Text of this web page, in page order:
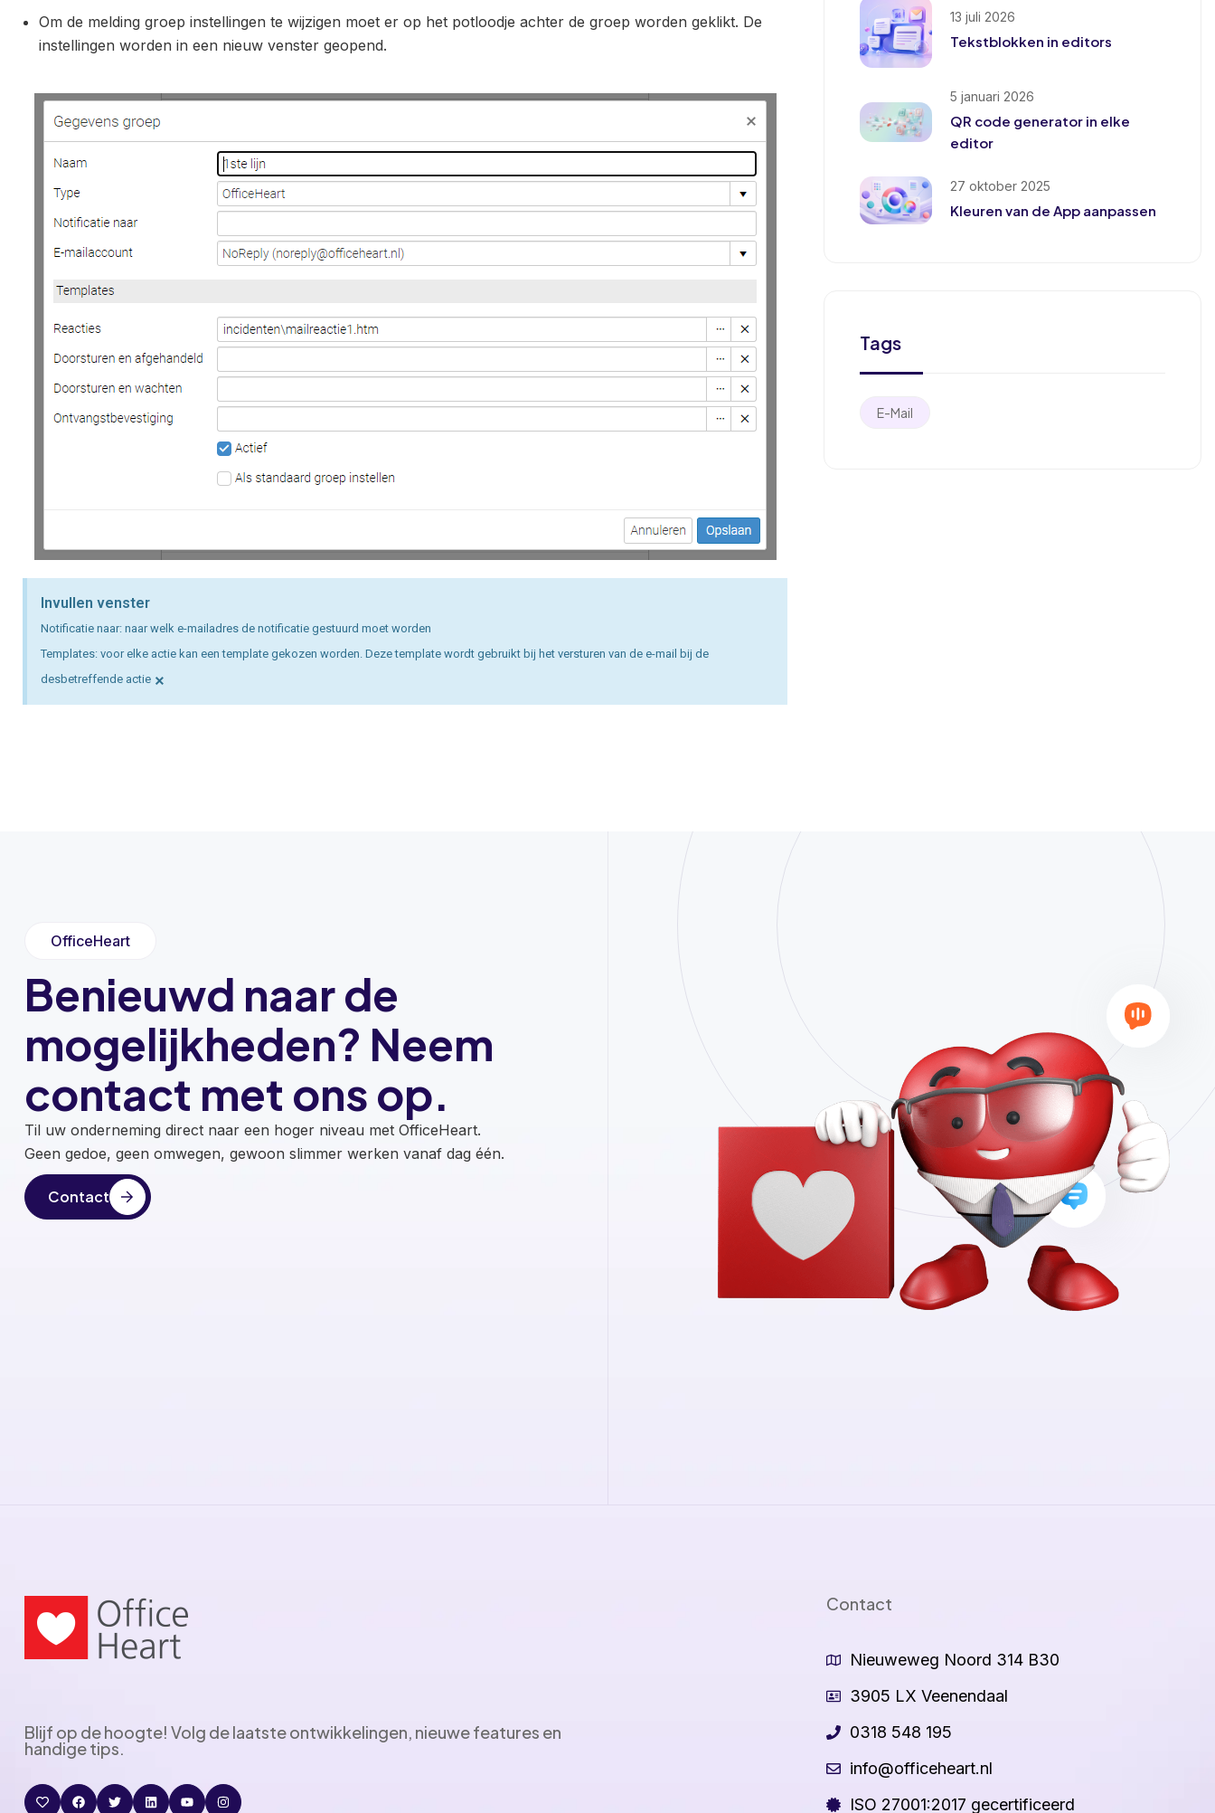
Om de melding groep instellingen te wijzigen moet er op het potloodje achter de groep worden geklikt. De
instellingen worden in een nieuw venster geopend.
Invullen venster
Notificatie naar: naar welk e-mailadres de notificatie gestuurd moet worden
Templates: voor elke actie kan een template gekozen worden. Deze template wordt gebruikt bij het versturen van de e-mail bij de
desbetreffende actie ×
13 juli 2026
Tekstblokken in editors
5 januari 2026
QR code generator in elke
editor
27 oktober 2025
Kleuren van de App aanpassen
Tags
E-Mail
OfficeHeart
Benieuwd naar de
mogelijkheden? Neem
contact met ons op.
Til uw onderneming direct naar een hoger niveau met OfficeHeart.
Geen gedoe, geen omwegen, gewoon slimmer werken vanaf dag één.
Contact
Blijf op de hoogte! Volg de laatste ontwikkelingen, nieuwe features en
handige tips.
Contact
Nieuweweg Noord 314 B30
3905 LX Veenendaal
0318 548 195
info@officeheart.nl
ISO 27001:2017 gecertificeerd